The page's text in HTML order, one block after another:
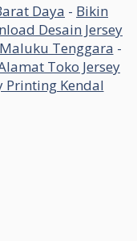
Daya - Bikin
Desain Jersey
Tenggara -
Toko Jersey
Printing Kendal